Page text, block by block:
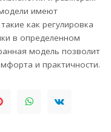
имеют
как регулировка
в определенном
модель позволит
и практичности.